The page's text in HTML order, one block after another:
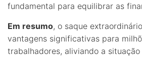
fundamental para equilibrar as
Em resumo, o saque
vantagens significativas para
trabalhadores, aliviando a